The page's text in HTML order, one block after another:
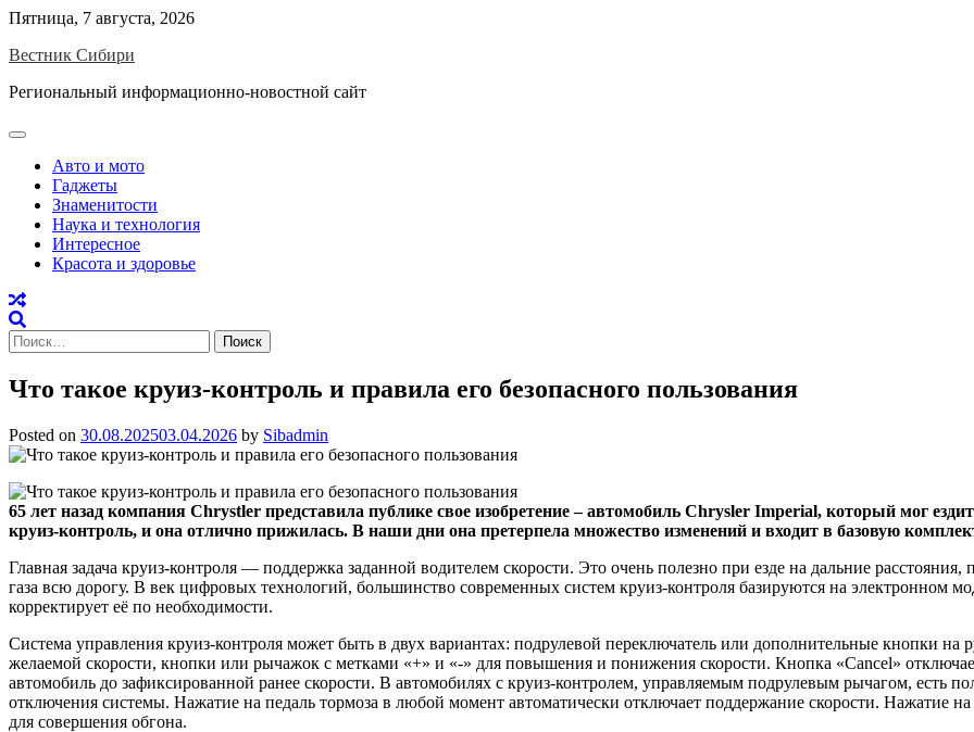
Skip
content
Пятница, 7 августа, 2026
Вестник Сибири
Региональный информационно-новостной сайт
Авто и мото
Гаджеты
Знаменитости
Наука и технология
Интересное
Красота и здоровье
Найти:
Что такое круиз-контроль и правила его безопасного пользования
Posted on 30.08.202503.04.2026 by Sibadmin
65 лет назад компания Chrystler представила публике свое изобретение – автомобиль Chrysler Imperial, который мог
круиз-контроль, и она отлично прижилась. В наши дни она претерпела множество изменений и входит в базовую
Главная задача круиз-контроля — поддержка заданной водителем скорости. Это очень полезно при езде на дальние расстояния,
газа всю дорогу. В век цифровых технологий, большинство современных систем круиз-контроля базируются на электронном
корректирует её по необходимости.
Система управления круиз-контроля может быть в двух вариантах: подрулевой переключатель или дополнительные кнопки
желаемой скорости, кнопки или рычажок с метками «+» и «-» для повышения и понижения скорости. Кнопка «Cancel»
автомобиль до зафиксированной ранее скорости. В автомобилях с круиз-контролем, управляемым подрулевым рычагом, есть
отключения системы. Нажатие на педаль тормоза в любой момент автоматически отключает поддержание скорости. Нажатие
для совершения обгона.